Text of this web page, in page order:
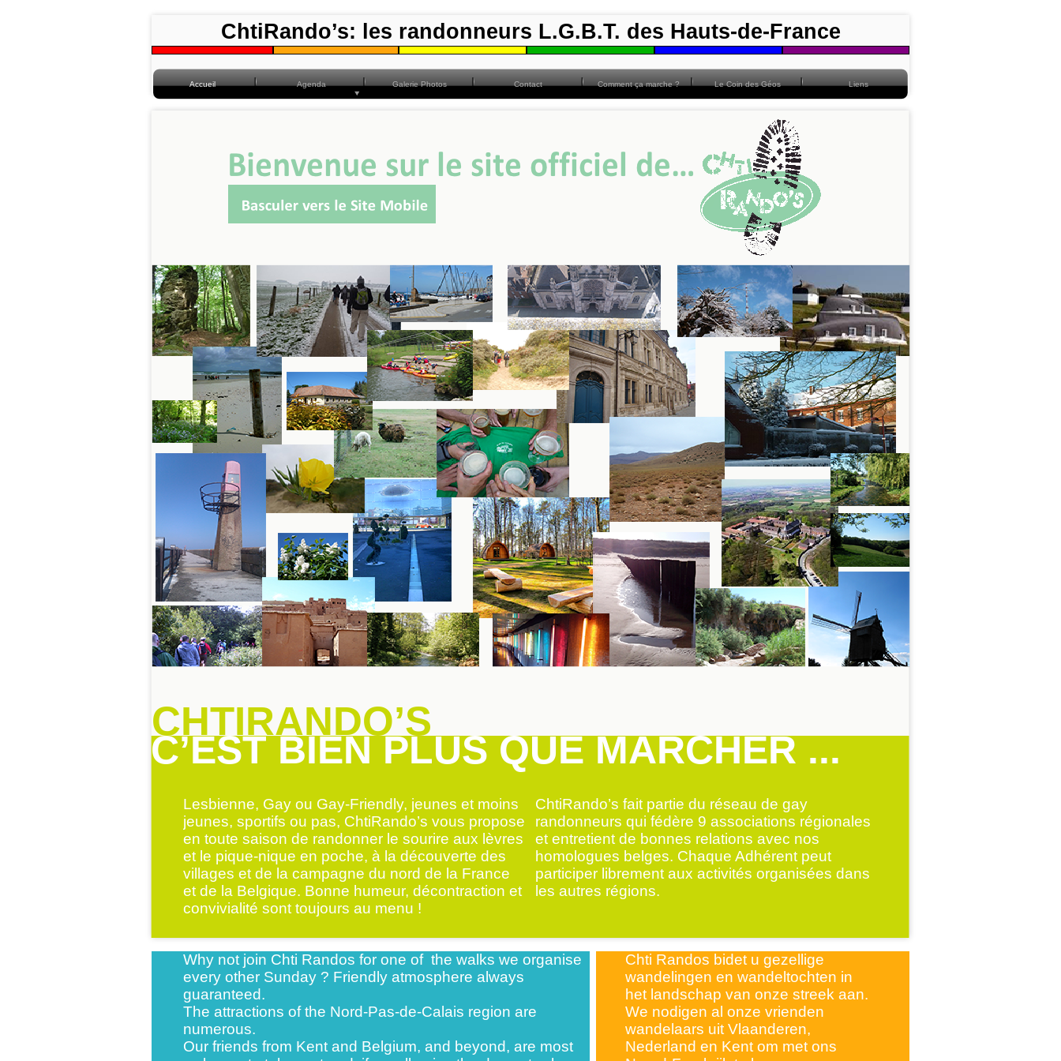
Accueil Agenda Galerie Photos Contact Comment ça marche ? Le Coin des Géos Liens
ChtiRando’s: les randonneurs L.G.B.T. des Hauts-de-France
C’EST BIEN PLUS QUE MARCHER ...
Lesbienne, Gay ou Gay-Friendly, jeunes et moins
jeunes, sportifs ou pas, ChtiRando’s vous propose
en toute saison de randonner le sourire aux lèvres
et le pique-nique en poche, à la découverte des
villages et de la campagne du nord de la France
et de la Belgique. Bonne humeur, décontraction et
convivialité sont toujours au menu !
ChtiRando’s fait partie du réseau de gay
randonneurs qui fédère 9 associations régionales
et entretient de bonnes relations avec nos
homologues belges. Chaque Adhérent peut
participer librement aux activités organisées dans
les autres régions.
CHTIRANDO’S
Why not join Chti Randos for one of the walks we organise
every other Sunday ? Friendly atmosphere always
guaranteed.
The attractions of the Nord-Pas-de-Calais region are
numerous.
Our friends from Kent and Belgium, and beyond, are most
Chti Randos bidet u gezellige
wandelingen en wandeltochten in
het landschap van onze streek aan.
We nodigen al onze vrienden
wandelaars uit Vlaanderen,
Nederland en Kent om met ons